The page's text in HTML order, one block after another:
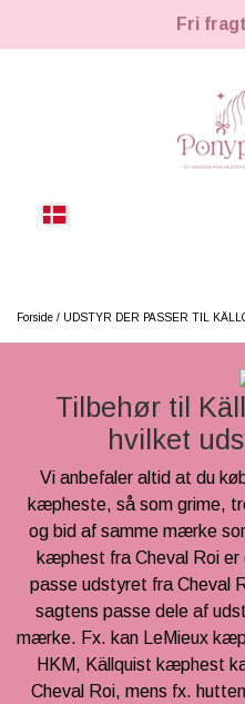
Fri
UDSTYR
FODER
SPRING &
STALD
TIL
LEMIEUX MINI
HKM
Forside UDSTYR DER PASSER TIL
Tilbehør til
hvilket
Vi anbefaler altid at du
kæpheste, så som grime,
og bid af samme mærke
kæphest fra Cheval Roi er
passe udstyret fra Cheval
sagtens passe dele af
mærke. Fx. kan LeMieux
HKM, Källquist kæphest
Cheval Roi, mens fx.